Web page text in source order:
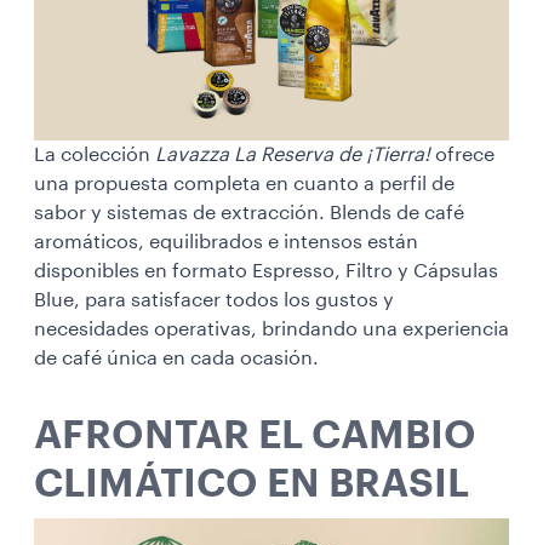
La colección Lavazza La Reserva de ¡Tierra!ofrece
una propuesta completa en cuanto a perfil de
sabor y sistemas de extracción. Blends de café
aromáticos, equilibrados e intensos están
disponibles en formato Espresso, Filtro y Cápsulas
Blue, para satisfacer todos los gustos y
necesidades operativas, brindando una experiencia
de café única en cada ocasión.
AFRONTAR EL CAMBIO
CLIMÁTICO EN BRASIL